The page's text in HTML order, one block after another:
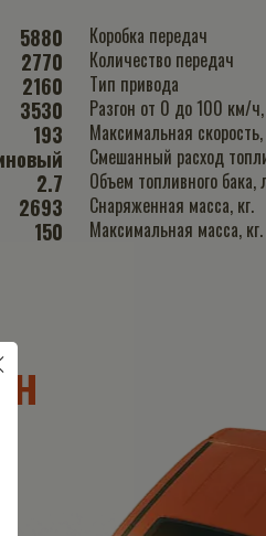
5880
2770
2160
3530
193
2.7
2693
150
Коробка передач
Количество передач
Тип привода
Разгон от 0 до 100 км/
Смешанный расход
Объем
Снаряженная масса, кг.
Максимальная масса, кг.